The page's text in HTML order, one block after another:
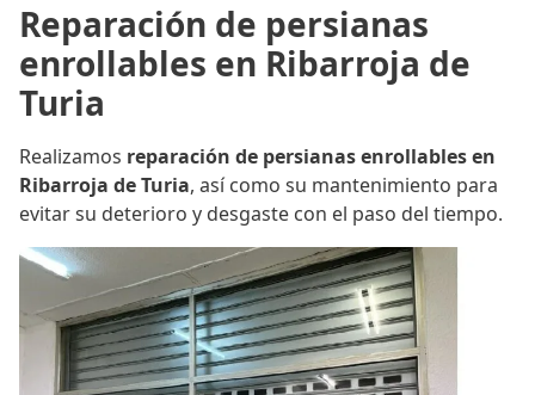
Reparación de persianas
enrollables en Ribarroja de
Turia
Realizamos reparación de persianas enrollables en
Ribarroja de Turia, así como su mantenimiento para
evitar su deterioro y desgaste con el paso del tiempo.